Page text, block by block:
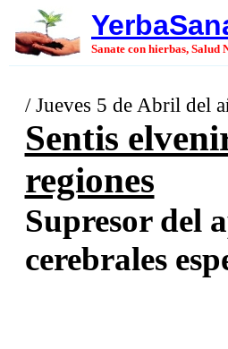
Sanate con hierbas, Salud
/ Jueves 5 de Abril del
Sentis
regiones
Supresor del
cerebrales